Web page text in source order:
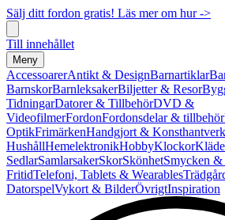
Sälj ditt fordon gratis! Läs mer om hur ->
Till innehållet
Meny
AccessoarerAntikt & DesignBarnartiklar
BarnskorBarnleksakerBiljetter & Resor
TidningarDatorer & TillbehörDVD &
VideofilmerFordonFordonsdelar & tillbehör
OptikFrimärkenHandgjort & Konsthantverk
HushållHemelektronikHobbyKlockor
SedlarSamlarsakerSkorSkönhetSmycken
FritidTelefoni, Tablets & Wearables
DatorspelVykort & BilderÖvrigtInspiration